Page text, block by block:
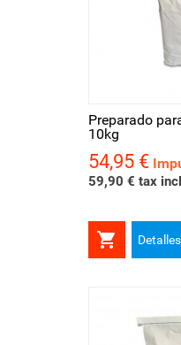
Preparado
10kg
Precio
54,95 €
59,90 € tax
